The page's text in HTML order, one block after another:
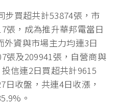
步買超共計53874張，市
張，成為推升華邦電當日
資與市場主力均連3日
張及209941張，自營商與
信連2日買超共計9615
日收盤，共連4日收漲，
。